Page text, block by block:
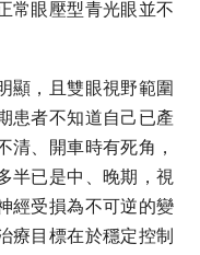
常眼壓型青光眼並不
顯，且雙眼視野範圍
患者不知道自己已產
清、開車時有死角，
半已是中、晚期，視
經受損為不可逆的變
療目標在於穩定控制